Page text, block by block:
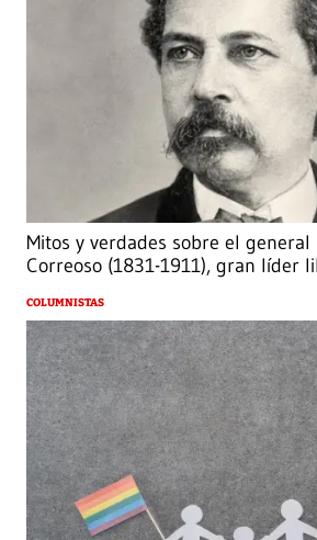
Mitos y verdades sobre el
Correoso (1831-1911), gran líder
COLUMNISTAS